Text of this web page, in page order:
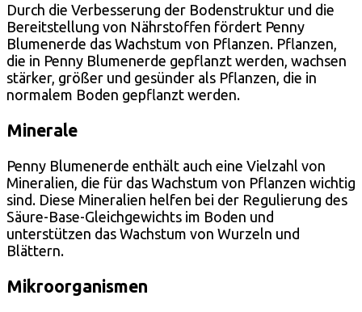
Durch die Verbesserung der Bodenstruktur und die
Bereitstellung von Nährstoffen fördert Penny
Blumenerde das Wachstum von Pflanzen. Pflanzen,
die in Penny Blumenerde gepflanzt werden, wachsen
stärker, größer und gesünder als Pflanzen, die in
normalem Boden gepflanzt werden.
Minerale
Penny Blumenerde enthält auch eine Vielzahl von
Mineralien, die für das Wachstum von Pflanzen wichtig
sind. Diese Mineralien helfen bei der Regulierung des
Säure-Base-Gleichgewichts im Boden und
unterstützen das Wachstum von Wurzeln und
Blättern.
Mikroorganismen